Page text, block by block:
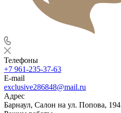
Телефоны
+7 961-235-37-63
E-mail
exclusive286848@mail.ru
Адрес
Барнаул, Салон на ул. Попова, 194